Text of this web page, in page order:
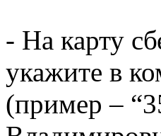
- На карту
укажите в
(пример –